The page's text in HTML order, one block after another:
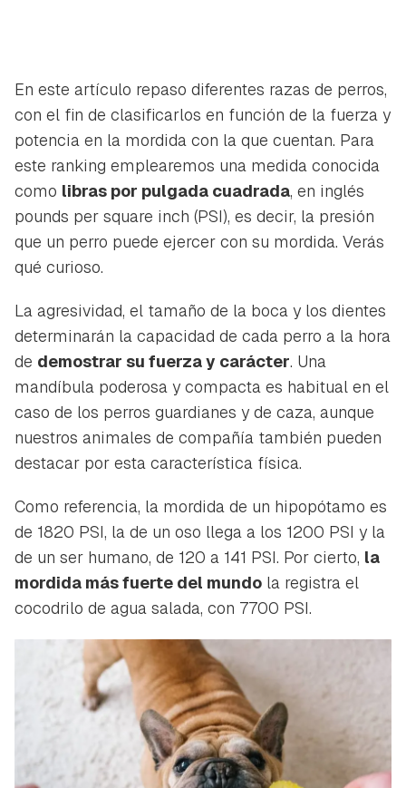
En este artículo repaso diferentes razas de perros,
con el fin de clasificarlos en función de la fuerza y
potencia en la mordida con la que cuentan. Para
este ranking emplearemos una medida conocida
como libras por pulgada cuadrada, en inglés
pounds per square inch (PSI), es decir, la presión
que un perro puede ejercer con su mordida. Verás
qué curioso.
La agresividad, el tamaño de la boca y los dientes
determinarán la capacidad de cada perro a la hora
de demostrar su fuerza y carácter. Una
mandíbula poderosa y compacta es habitual en el
caso de los perros guardianes y de caza, aunque
nuestros animales de compañía también pueden
destacar por esta característica física.
Como referencia, la mordida de un hipopótamo es
de 1820 PSI, la de un oso llega a los 1200 PSI y la
de un ser humano, de 120 a 141 PSI. Por cierto, la
mordida más fuerte del mundo la registra el
cocodrilo de agua salada, con 7700 PSI.